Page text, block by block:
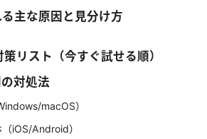
主な原因と見分け方
リスト（今すぐ試せる順）
対処法
macOS）
iOS/Android）